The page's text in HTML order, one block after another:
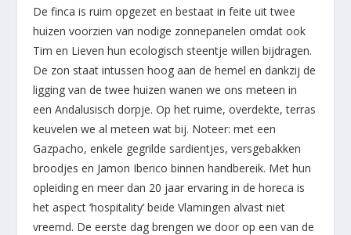
De finca is ruim opgezet en bestaat in feite uit twee
huizen voorzien van nodige zonnepanelen omdat ook
Tim en Lieven hun ecologisch steentje willen bijdragen.
De zon staat intussen hoog aan de hemel en dankzij de
ligging van de twee huizen wanen we ons meteen in
een Andalusisch dorpje. Op het ruime, overdekte, terras
keuvelen we al meteen wat bij. Noteer: met een
Gazpacho, enkele gegrilde sardientjes, versgebakken
broodjes en Jamon Iberico binnen handbereik. Met hun
opleiding en meer dan 20 jaar ervaring in de horeca is
het aspect ‘hospitality’ beide Vlamingen alvast niet
vreemd. De eerste dag brengen we door op een van de